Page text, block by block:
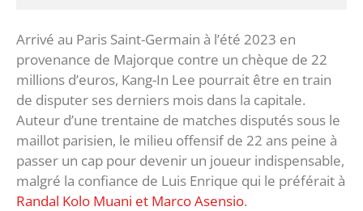
Arrivé au Paris Saint-Germain à l’été 2023 en
provenance de Majorque contre un chèque de 22
millions d’euros, Kang-In Lee pourrait être en train
de disputer ses derniers mois dans la capitale.
Auteur d’une trentaine de matches disputés sous le
maillot parisien, le milieu offensif de 22 ans peine à
passer un cap pour devenir un joueur indispensable,
malgré la confiance de Luis Enrique qui le préférait à
Randal Kolo Muani et Marco Asensio.